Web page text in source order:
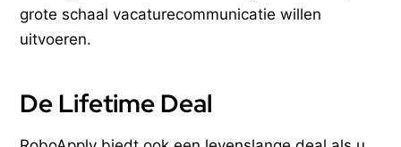
grote schaal vacaturecommunicatie willen
uitvoeren.
De Lifetime Deal